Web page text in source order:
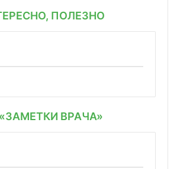
ПОЛЕЗНО
ВРАЧА»